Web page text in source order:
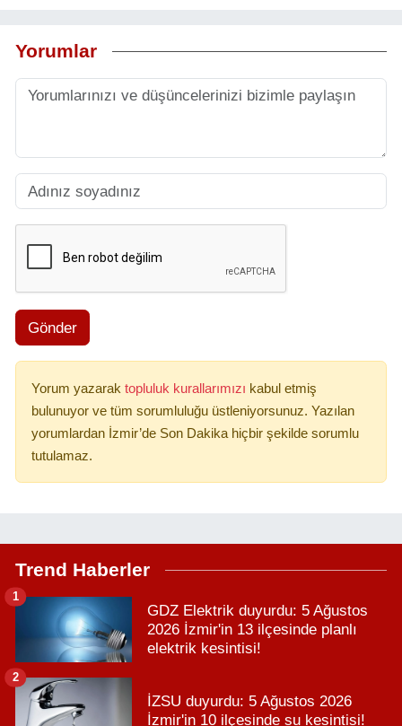
Yorumlar
Gönder
Yorum yazarak topluluk kurallarımızı kabul etmiş
bulunuyor ve tüm sorumluluğu üstleniyorsunuz. Yazılan
yorumlardan İzmir’de Son Dakika hiçbir şekilde sorumlu
tutulamaz.
Trend Haberler
GDZ Elektrik duyurdu: 5 Ağustos
2026 İzmir'in 13 ilçesinde planlı
elektrik kesintisi!
1
İZSU duyurdu: 5 Ağustos 2026
İzmir'in 10 ilçesinde su kesintisi!
2